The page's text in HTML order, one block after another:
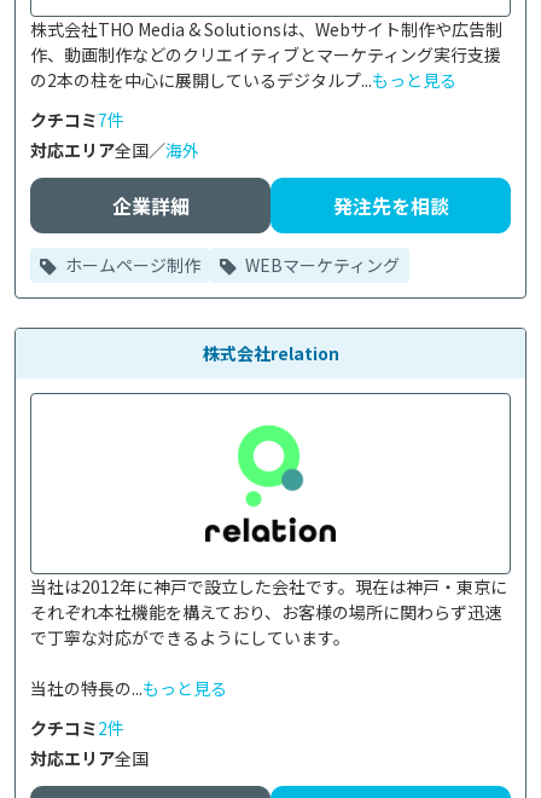
株式会社THO Media & Solutionsは、Webサイト制作や広告制
作、動画制作などのクリエイティブとマーケティング実行支援
の2本の柱を中心に展開しているデジタルプ...もっと見る
クチコミ7件
対応エリア全国／海外
企業詳細 発注先を相談
ホームページ制作 WEBマーケティング
株式会社relation
当社は2012年に神戸で設立した会社です。現在は神戸・東京に
それぞれ本社機能を構えており、お客様の場所に関わらず迅速
で丁寧な対応ができるようにしています。
当社の特長の...もっと見る
クチコミ2件
対応エリア全国